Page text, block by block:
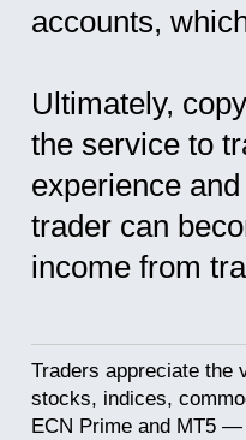
accounts,
Ultimately,
the service to
experience
trader can
income from
Traders appreciate the
stocks, indices,
ECN Prime and MT5